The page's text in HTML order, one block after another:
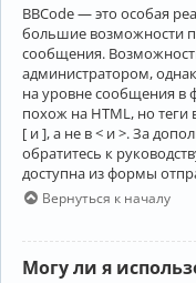
BBCode — это особая
большие возможности
сообщения.
администратором,
на уровне сообщения в
похож на HTML, но
[ и ], а не в < и >. За
обратитесь к
доступна из формы
Вернуться к началу
Могу ли я